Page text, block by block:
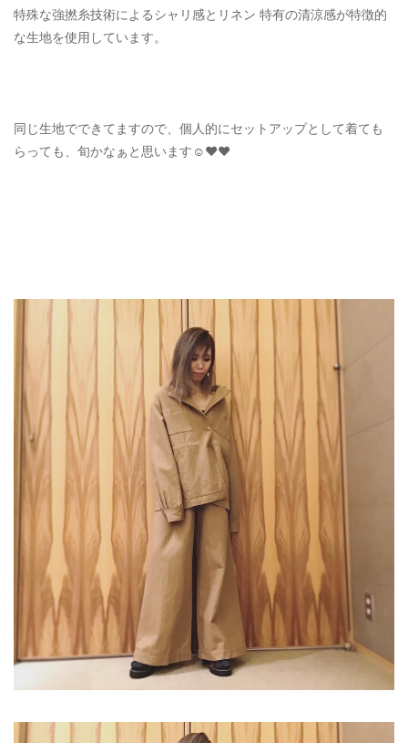
特殊な強撚糸技術によるシャリ感とリネン 特有の清涼感が特徴的
な生地を使用しています。
同じ生地でできてますので、個人的にセットアップとして着ても
らっても、旬かなぁと思います☺️❤️❤️